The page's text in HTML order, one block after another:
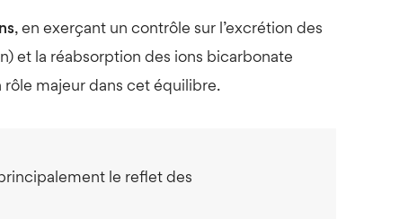
, en exerçant un contrôle sur l’excrétion des
et la réabsorption des ions bicarbonate
rôle majeur dans cet équilibre.
le reflet des